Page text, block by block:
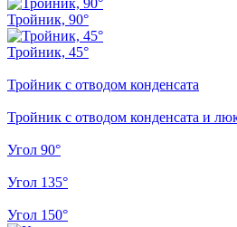
Тройник, 90°
Тройник, 45°
Тройник с отводом конденсата
Тройник с отводом конденсата и
Угол 90°
Угол 135°
Угол 150°